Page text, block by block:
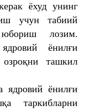
ёхуд унинг
учун табиий
лозим.
ёнилғи
ташкил
ядровий ёнилғи
таркибларни